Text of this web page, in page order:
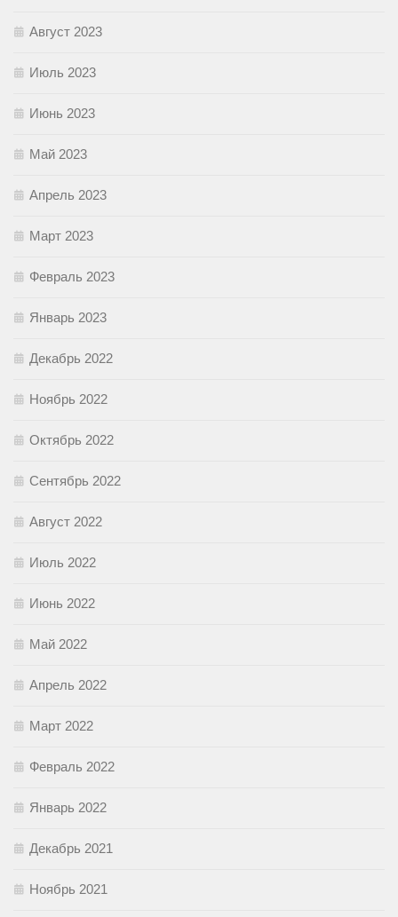
Август 2023
Июль 2023
Июнь 2023
Май 2023
Апрель 2023
Март 2023
Февраль 2023
Январь 2023
Декабрь 2022
Ноябрь 2022
Октябрь 2022
Сентябрь 2022
Август 2022
Июль 2022
Июнь 2022
Май 2022
Апрель 2022
Март 2022
Февраль 2022
Январь 2022
Декабрь 2021
Ноябрь 2021